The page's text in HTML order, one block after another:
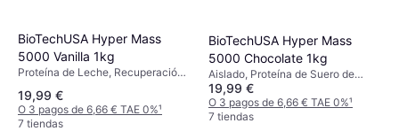
BioTechUSA Hyper Mass
5000 Vanilla 1kg
Proteína de Leche, Recuperación,
muscular
19,99 €
O 3 pagos de 6,66 € TAE 0%¹
7 tiendas
BioTechUSA Hyper Mass
5000 Chocolate 1kg
Aislado, Proteína de Suero de
Leche, Mejora la función muscular,
Sin gluten, Edulcorante
19,99 €
O 3 pagos de 6,66 € TAE 0%¹
7 tiendas